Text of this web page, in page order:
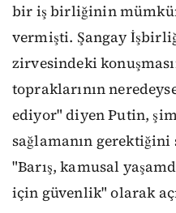
bir iş birliğinin
vermişti. Şangay
zirvesindeki
topraklarının
ediyor" diyen Putin,
sağlamanın
"Barış, kamusal
için güvenlik" olarak